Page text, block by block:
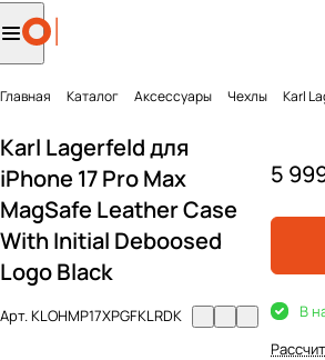
Главная Каталог Аксесcуары Чехлы Karl
Karl Lagerfeld для
iPhone 17 Pro Max
MagSafe Leather Case
With Initial Deboosed
Logo Black
Арт.KLOHMP17XPGFKLRDK
5
В